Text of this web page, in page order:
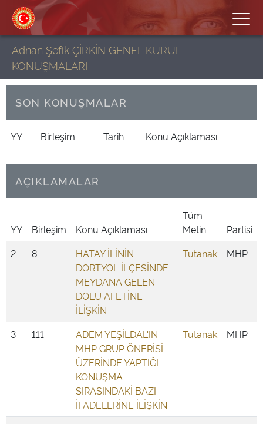
Adnan Şefik ÇİRKİN GENEL KURUL
KONUŞMALARI
SON KONUŞMALAR
YY Birleşim Tarih Konu Açıklaması
AÇIKLAMALAR
YY Birleşim Konu Açıklaması
Tüm
Metin
Partisi
2
8
HATAY İLİNİN
DÖRTYOL İLÇESİNDE
MEYDANA GELEN
DOLU AFETİNE
İLİŞKİN
Tutanak MHP
3 111
ADEM YEŞİLDAL'IN
MHP GRUP ÖNERİSİ
ÜZERİNDE YAPTIĞI
KONUŞMA
SIRASINDAKİ BAZI
İFADELERİNE İLİŞKİN
Tutanak MHP